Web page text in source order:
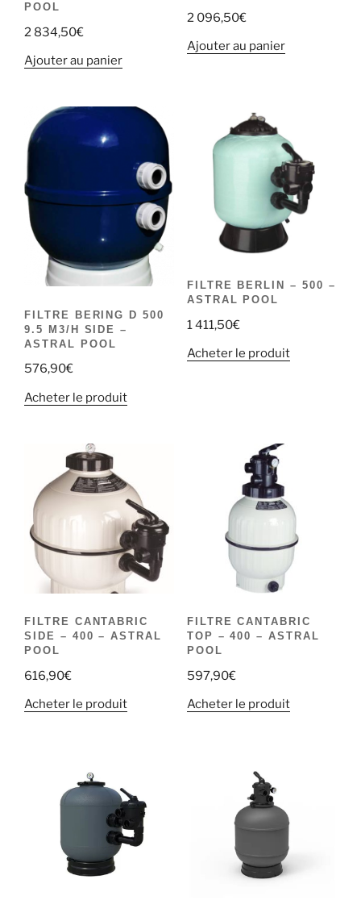
POOL
2 834,50€
Ajouter au panier
2 096,50€
Ajouter au panier
FILTRE BERING D 500
9.5 M3/H SIDE –
ASTRAL POOL
576,90€
Acheter le produit
FILTRE BERLIN – 500 –
ASTRAL POOL
1 411,50€
Acheter le produit
FILTRE CANTABRIC
SIDE – 400 – ASTRAL
POOL
616,90€
Acheter le produit
FILTRE CANTABRIC
TOP – 400 – ASTRAL
POOL
597,90€
Acheter le produit